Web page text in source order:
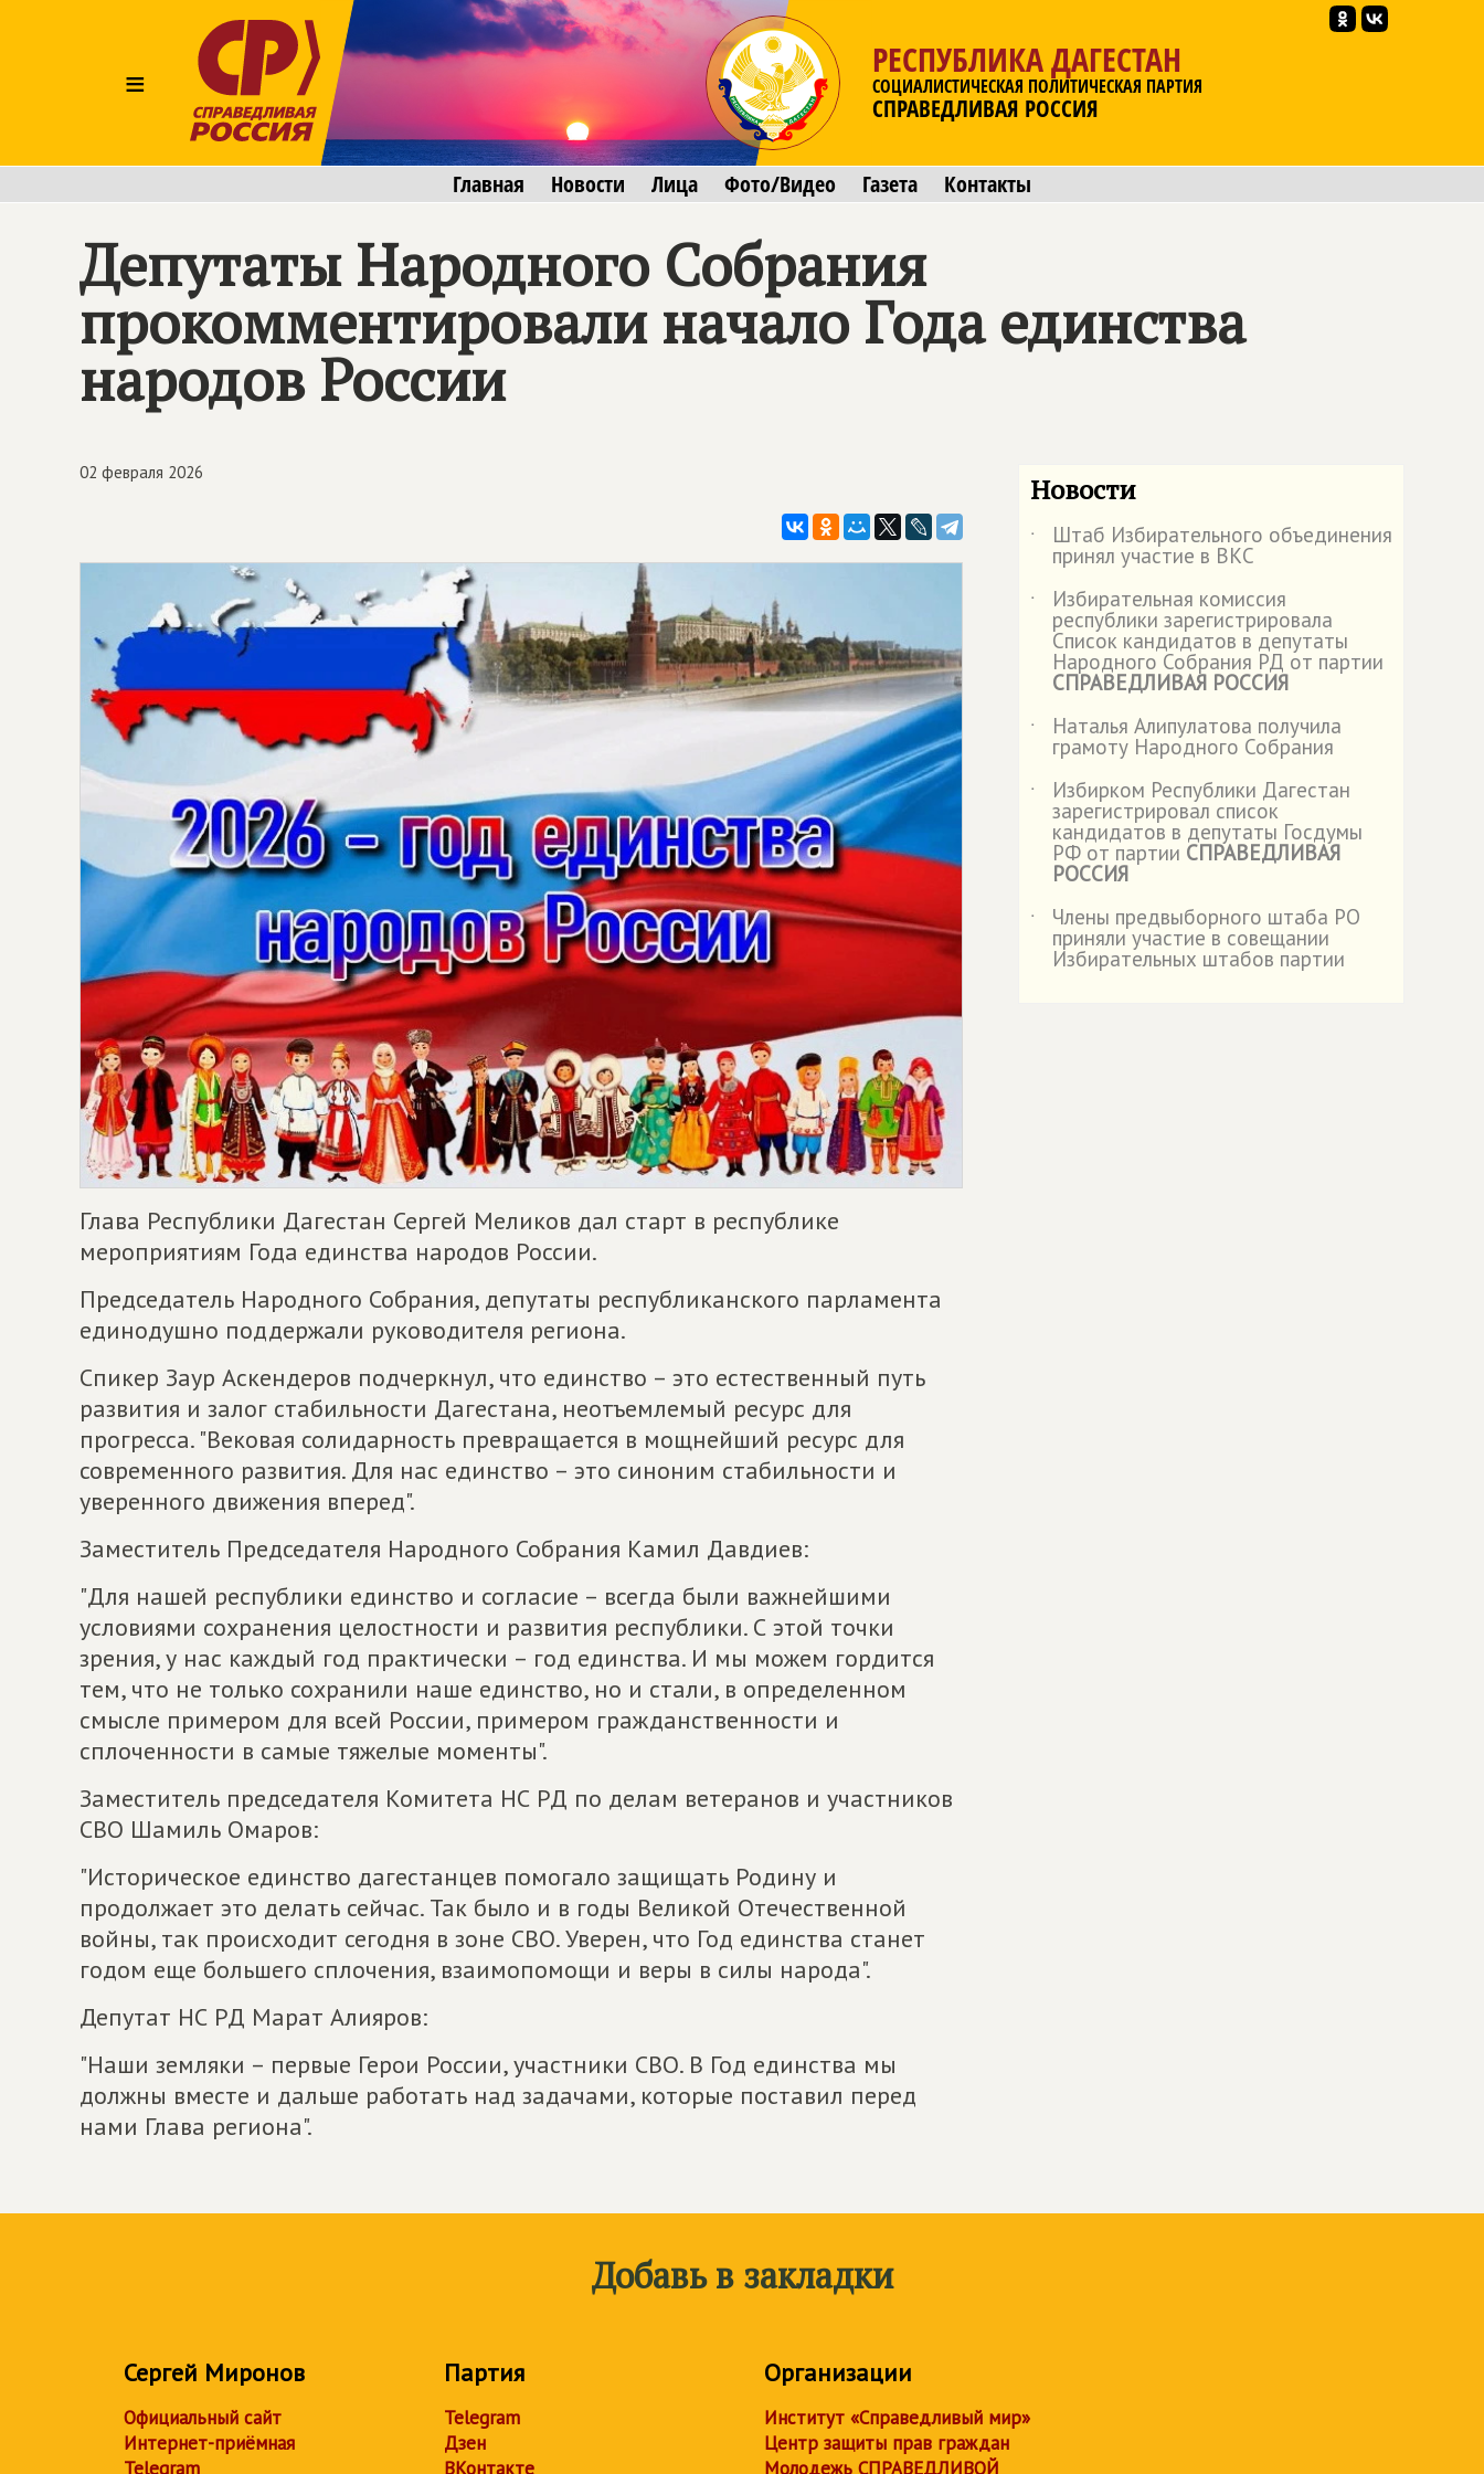
≡
РЕСПУБЛИКА ДАГЕСТАН
СОЦИАЛИСТИЧЕСКАЯ ПОЛИТИЧЕСКАЯ ПАРТИЯ
СПРАВЕДЛИВАЯ РОССИЯ
Главная Новости Лица Фото/Видео Газета Контакты
Депутаты Народного Собрания
прокомментировали начало Года единства
народов России
02 февраля 2026
Глава Республики Дагестан Сергей Меликов дал старт в республике
мероприятиям Года единства народов России.
Председатель Народного Собрания, депутаты республиканского парламента
единодушно поддержали руководителя региона.
Спикер Заур Аскендеров подчеркнул, что единство – это естественный путь
развития и залог стабильности Дагестана, неотъемлемый ресурс для
прогресса. "Вековая солидарность превращается в мощнейший ресурс для
современного развития. Для нас единство – это синоним стабильности и
уверенного движения вперед".
Заместитель Председателя Народного Собрания Камил Давдиев:
"Для нашей республики единство и согласие – всегда были важнейшими
условиями сохранения целостности и развития республики. С этой точки
зрения, у нас каждый год практически – год единства. И мы можем гордится
тем, что не только сохранили наше единство, но и стали, в определенном
смысле примером для всей России, примером гражданственности и
сплоченности в самые тяжелые моменты".
Заместитель председателя Комитета НС РД по делам ветеранов и участников
СВО Шамиль Омаров:
"Историческое единство дагестанцев помогало защищать Родину и
продолжает это делать сейчас. Так было и в годы Великой Отечественной
войны, так происходит сегодня в зоне СВО. Уверен, что Год единства станет
годом еще большего сплочения, взаимопомощи и веры в силы народа".
Депутат НС РД Марат Алияров:
"Наши земляки – первые Герои России, участники СВО. В Год единства мы
должны вместе и дальше работать над задачами, которые поставил перед
нами Глава региона".
Новости
˙ Штаб Избирательного объединения
принял участие в ВКС
˙
Избирательная комиссия
республики зарегистрировала
Список кандидатов в депутаты
Народного Собрания РД от партии
СПРАВЕДЛИВАЯ РОССИЯ
˙
Наталья Алипулатова получила
грамоту Народного Собрания
˙
Избирком Республики Дагестан
зарегистрировал список
кандидатов в депутаты Госдумы
РФ от партии СПРАВЕДЛИВАЯ
РОССИЯ
˙
Члены предвыборного штаба РО
приняли участие в совещании
Избирательных штабов партии
Добавь в закладки
Сергей Миронов
Официальный сайт
Интернет-приёмная
Telegram
Партия
Telegram
Дзен
ВКонтакте
Организации
Институт «Справедливый мир»
Центр защиты прав граждан
Молодежь СПРАВЕДЛИВОЙ